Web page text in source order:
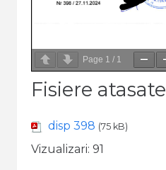
Page 1 / 1
Fisiere atasate
disp 398 (75 kB)
Vizualizari: 91